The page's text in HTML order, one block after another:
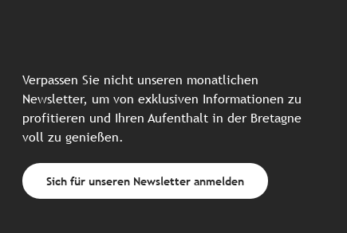
Verpassen Sie nicht unseren monatlichen
Newsletter, um von exklusiven Informationen zu
profitieren und Ihren Aufenthalt in der Bretagne
voll zu genießen.
Sich für unseren Newsletter anmelden